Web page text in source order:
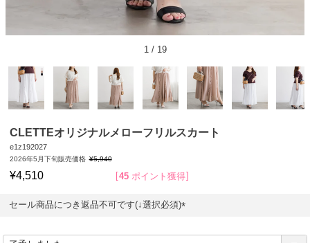
1/ 19
CLETTEオリジナルメローフリルスカート
e1z192027
2026年5月下旬販売価格 ¥5,940
¥4,510 45 ポイント獲得
セール商品につき返品不可です(↓選択必須)
必